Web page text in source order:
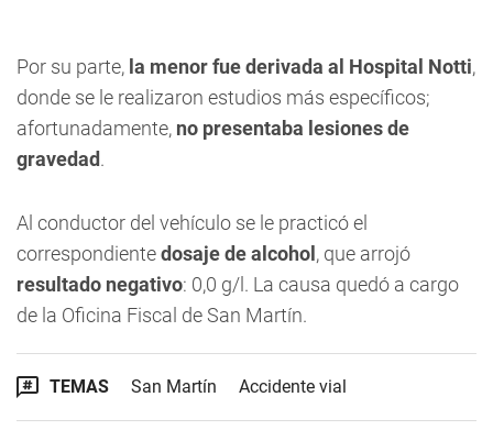
Por su parte, la menor fue derivada al Hospital Notti,
donde se le realizaron estudios más específicos;
afortunadamente, no presentaba lesiones de
gravedad.
Al conductor del vehículo se le practicó el
correspondientedosaje de alcohol , que arrojó
resultado negativo: 0,0 g/l. La causa quedó a cargo
de la Oficina Fiscal de San Martín.
TEMAS San Martín Accidente vial